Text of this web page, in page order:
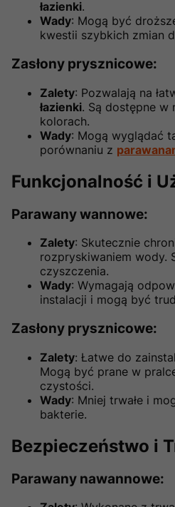
łazienki.
Wady: Mogą być
kwestii szybkich zmian
Zasłony prysznicowe:
Zalety: Pozwalają na
łazienki. Są dostępne w
kolorach.
Wady: Mogą wyglądać
porównaniu z
Funkcjonalność i
Parawany wannowe:
Zalety: Skutecznie
rozpryskiwaniem wody.
czyszczenia.
Wady: Wymagają
instalacji i mogą być
Zasłony prysznicowe:
Zalety: Łatwe do
Mogą być prane w
czystości.
Wady: Mniej trwałe i
bakterie.
Bezpieczeństwo i
Parawany nawannowe: